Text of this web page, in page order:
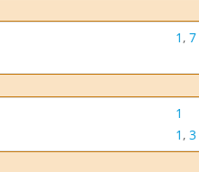
1, 7
1
1, 3